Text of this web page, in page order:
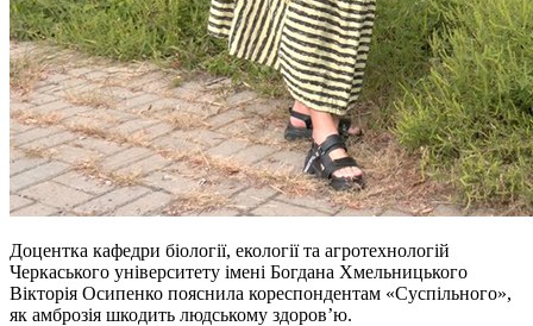
Доцентка кафедри біології, екології та агротехнологій
Черкаського університету імені Богдана Хмельницького
Вікторія Осипенко пояснила кореспондентам «Суспільного»,
як амброзія шкодить людському здоров’ю.